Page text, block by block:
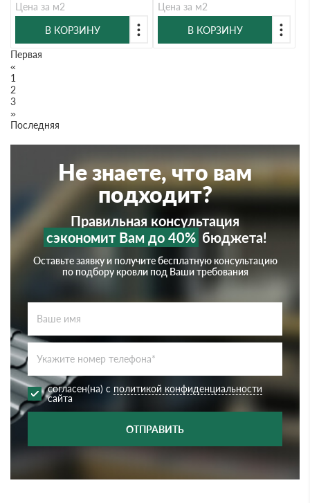
Цена за м2
В КОРЗИНУ
Цена за м2
В КОРЗИНУ
Первая
«
1
2
3
»
Последняя
Не знаете, что вам
подходит?
Правильная консультация
сэкономит Вам до 40% бюджета!
Оставьте заявку и получите бесплатную консультацию
по подбору кровли под Ваши требования
согласен(на) с политикой конфиденциальности
сайта
ОТПРАВИТЬ